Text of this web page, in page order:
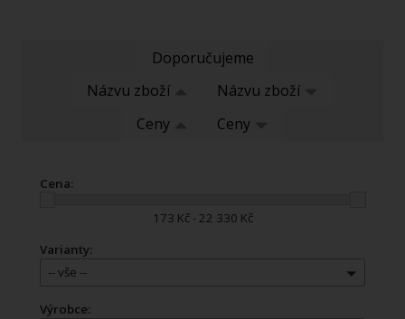
Doporučujeme
Názvu zboží
Názvu zboží
Ceny
Ceny
Cena:
173 Kč - 22 330 Kč
Varianty:
-- vše --
Výrobce: